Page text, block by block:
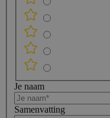
Je naam
Samenvatting